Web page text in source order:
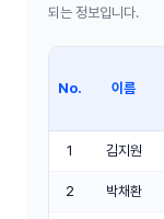
되는 정보입니다.
No. 이름
1 김지원
2 박채환